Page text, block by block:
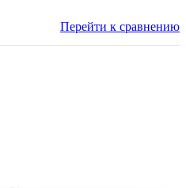
Перейти к сравнению